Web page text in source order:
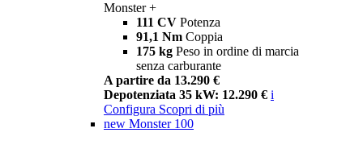
Monster +
111 CV Potenza
91,1 Nm Coppia
175 kg Peso in ordine di marcia
senza carburante
A partire da 13.290 €
Depotenziata 35 kW: 12.290 € i
Configura Scopri di più
new Monster 100